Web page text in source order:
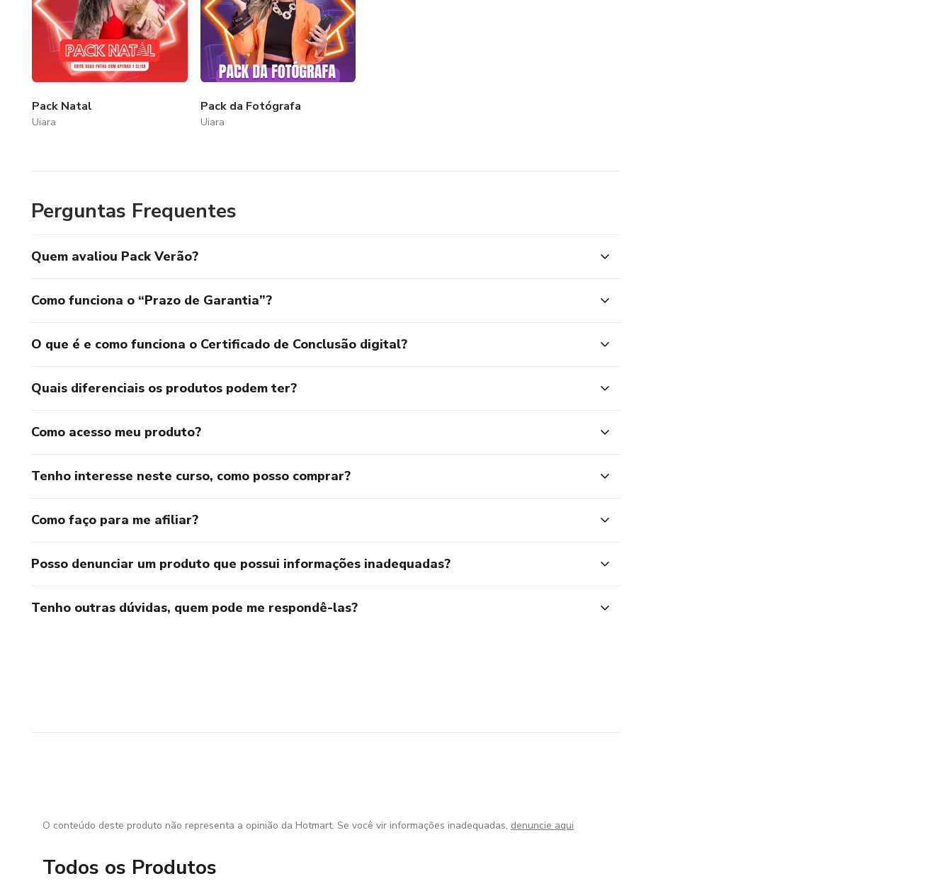
Pack Natal
Uiara
Pack da Fotógrafa
Uiara
Perguntas Frequentes
Quem avaliou Pack Verão?
Como funciona o “Prazo de Garantia”?
O que é e como funciona o Certificado de Conclusão digital?
Quais diferenciais os produtos podem ter?
Como acesso meu produto?
Tenho interesse neste curso, como posso comprar?
Como faço para me afiliar?
Posso denunciar um produto que possui informações inadequadas?
Tenho outras dúvidas, quem pode me respondê-las?
O conteúdo deste produto não representa a opinião da Hotmart. Se você vir informações inadequadas, denuncie aqui
Todos os Produtos